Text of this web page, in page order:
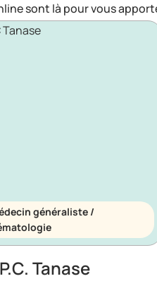
sont là pour vous
généraliste /
Tanase